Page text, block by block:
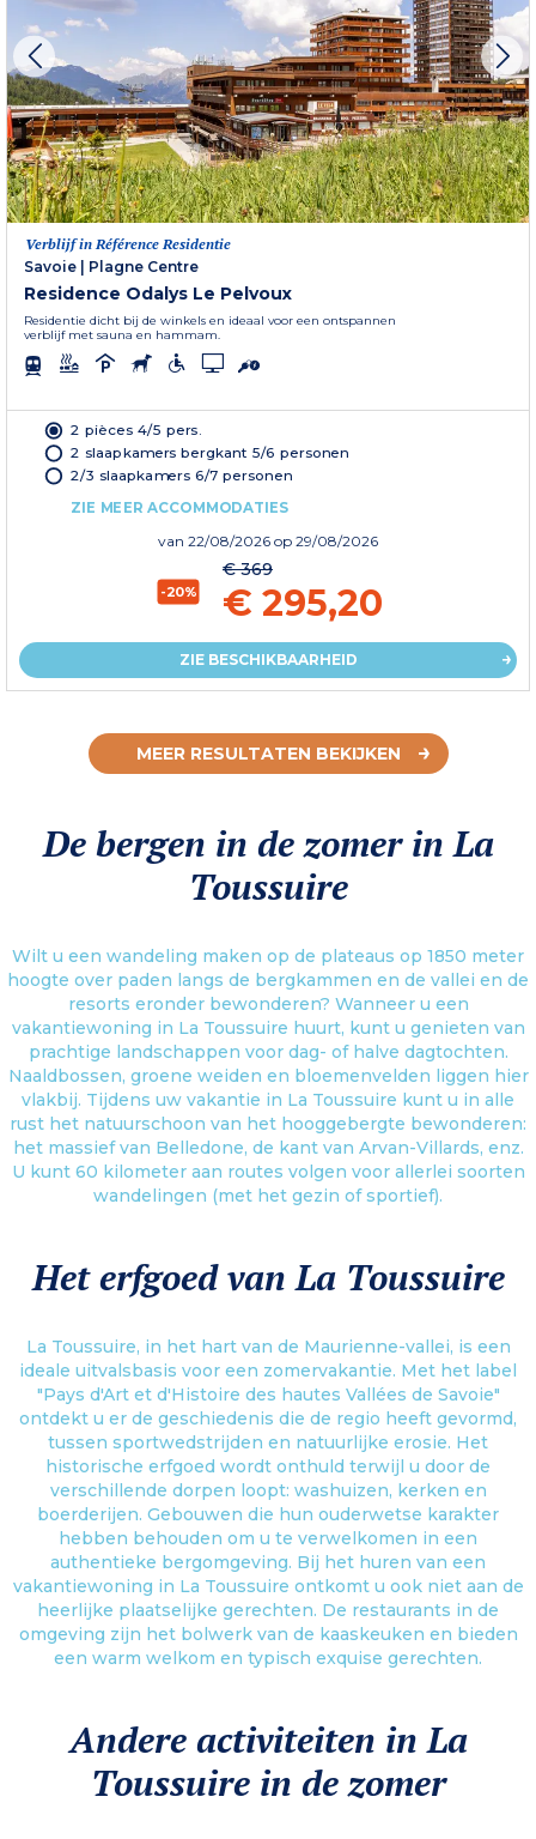
Verblijf in Référence Residentie
Savoie | Plagne Centre
Residence Odalys Le Pelvoux
Residentie dicht bij de winkels en ideaal voor een ontspannen
verblijf met sauna en hammam.
2 pièces 4/5 pers.
2 slaapkamers bergkant 5/6 personen
2/3 slaapkamers 6/7 personen
ZIE MEER ACCOMMODATIES
van 22/08/2026 op 29/08/2026
-20%
€ 369
€ 295,20
ZIE BESCHIKBAARHEID
MEER RESULTATEN BEKIJKEN
De bergen in de zomer in La
Toussuire
Wilt u een wandeling maken op de plateaus op 1850 meter
hoogte over paden langs de bergkammen en de vallei en de
resorts eronder bewonderen? Wanneer u een
vakantiewoning in La Toussuire huurt, kunt u genieten van
prachtige landschappen voor dag- of halve dagtochten.
Naaldbossen, groene weiden en bloemenvelden liggen hier
vlakbij. Tijdens uw vakantie in La Toussuire kunt u in alle
rust het natuurschoon van het hooggebergte bewonderen:
het massief van Belledone, de kant van Arvan-Villards, enz.
U kunt 60 kilometer aan routes volgen voor allerlei soorten
wandelingen (met het gezin of sportief).
Het erfgoed van La Toussuire
La Toussuire, in het hart van de Maurienne-vallei, is een
ideale uitvalsbasis voor een zomervakantie. Met het label
"Pays d'Art et d'Histoire des hautes Vallées de Savoie"
ontdekt u er de geschiedenis die de regio heeft gevormd,
tussen sportwedstrijden en natuurlijke erosie. Het
historische erfgoed wordt onthuld terwijl u door de
verschillende dorpen loopt: washuizen, kerken en
boerderijen. Gebouwen die hun ouderwetse karakter
hebben behouden om u te verwelkomen in een
authentieke bergomgeving. Bij het huren van een
vakantiewoning in La Toussuire ontkomt u ook niet aan de
heerlijke plaatselijke gerechten. De restaurants in de
omgeving zijn het bolwerk van de kaaskeuken en bieden
een warm welkom en typisch exquise gerechten.
Andere activiteiten in La
Toussuire in de zomer